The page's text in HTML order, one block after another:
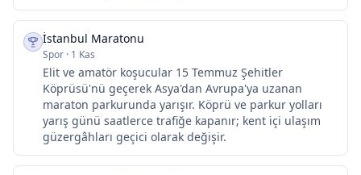
İstanbul Maratonu
Spor · 1 Kas
Elit ve amatör koşucular 15 Temmuz Şehitler
Köprüsü'nü geçerek Asya'dan Avrupa'ya uzanan
maraton parkurunda yarışır. Köprü ve parkur yolları
yarış günü saatlerce trafiğe kapanır; kent içi ulaşım
güzergâhları geçici olarak değişir.